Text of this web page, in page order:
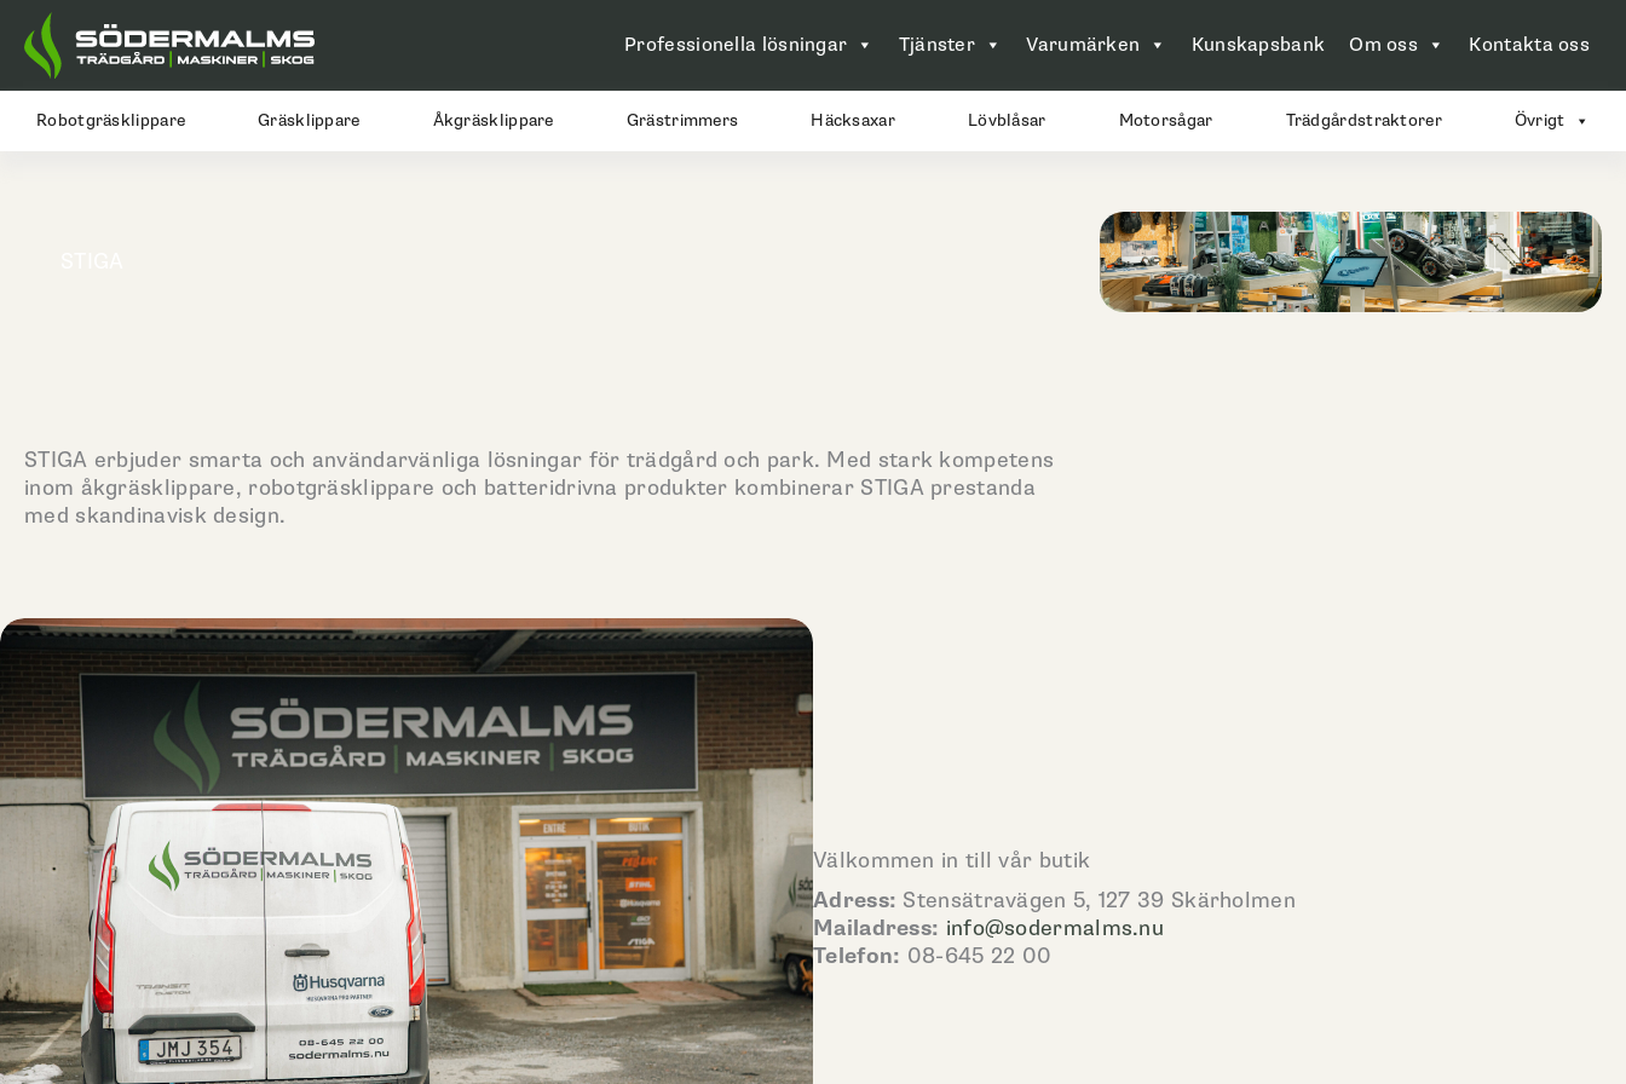
Hoppa
till
innehåll
Professionella lösningar Tjänster Varumärken Kunskapsbank Om oss Kontakta oss
Robotgräsklippare Gräsklippare Åkgräsklippare Grästrimmers Häcksaxar Lövblåsar Motorsågar Trädgårdstraktorer Övrigt
STIGA erbjuder smarta och användarvänliga lösningar för trädgård och park. Med stark kompetens
inom åkgräsklippare, robotgräsklippare och batteridrivna produkter kombinerar STIGA prestanda
med skandinavisk design.
Välkommen in till vår butik
Adress: Stensätravägen 5, 127 39 Skärholmen
Mailadress: info@sodermalms.nu
Telefon: 08-645 22 00